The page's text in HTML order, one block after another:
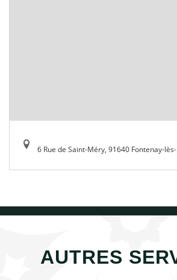
6 Rue de Saint-Méry, 91640 Fontenay-
AUTRES